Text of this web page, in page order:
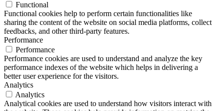
Functional
Functional cookies help to perform certain functionalities like
sharing the content of the website on social media platforms, collect
feedbacks, and other third-party features.
Performance
Performance
Performance cookies are used to understand and analyze the key
performance indexes of the website which helps in delivering a
better user experience for the visitors.
Analytics
Analytics
Analytical cookies are used to understand how visitors interact with